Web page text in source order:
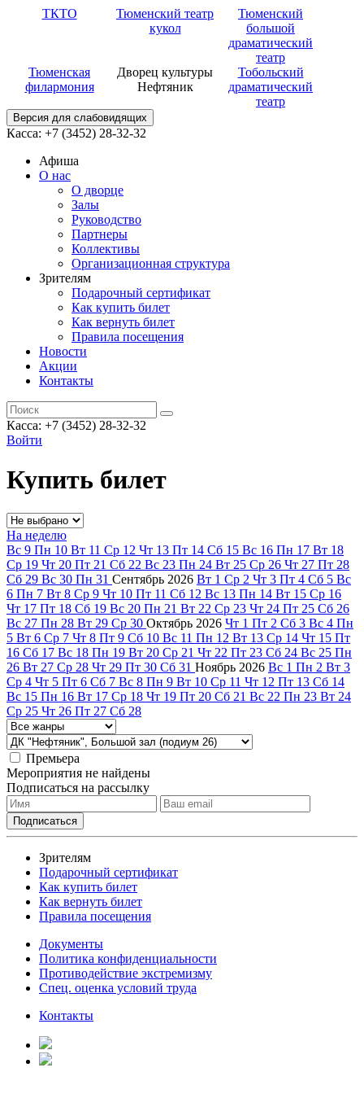
ТКТО
Тюменский театр
кукол
Тюменский
большой
драматический
театр
Тюменская
филармония
Дворец культуры
Нефтяник
Тобольский
драматический
театр
Версия для слабовидящих
Касса: +7 (3452) 28-32-32
Афиша
О нас
О дворце
Залы
Руководство
Партнеры
Коллективы
Организационная структура
Зрителям
Подарочный сертификат
Как купить билет
Как вернуть билет
Правила посещения
Новости
Акции
Контакты
Касса: +7 (3452) 28-32-32
Войти
Купить билет
На неделю
Вс 9 Пн 10 Вт 11 Ср 12 Чт 13 Пт 14 Сб 15 Вс 16 Пн 17 Вт 18
Ср 19 Чт 20 Пт 21 Сб 22 Вс 23 Пн 24 Вт 25 Ср 26 Чт 27 Пт 28
Сб 29 Вс 30 Пн 31 Сентябрь 2026 Вт 1 Ср 2 Чт 3 Пт 4 Сб 5 Вс
6 Пн 7 Вт 8 Ср 9 Чт 10 Пт 11 Сб 12 Вс 13 Пн 14 Вт 15 Ср 16
Чт 17 Пт 18 Сб 19 Вс 20 Пн 21 Вт 22 Ср 23 Чт 24 Пт 25 Сб 26
Вс 27 Пн 28 Вт 29 Ср 30 Октябрь 2026 Чт 1 Пт 2 Сб 3 Вс 4 Пн
5 Вт 6 Ср 7 Чт 8 Пт 9 Сб 10 Вс 11 Пн 12 Вт 13 Ср 14 Чт 15 Пт
16 Сб 17 Вс 18 Пн 19 Вт 20 Ср 21 Чт 22 Пт 23 Сб 24 Вс 25 Пн
26 Вт 27 Ср 28 Чт 29 Пт 30 Сб 31 Ноябрь 2026 Вс 1 Пн 2 Вт 3
Ср 4 Чт 5 Пт 6 Сб 7 Вс 8 Пн 9 Вт 10 Ср 11 Чт 12 Пт 13 Сб 14
Вс 15 Пн 16 Вт 17 Ср 18 Чт 19 Пт 20 Сб 21 Вс 22 Пн 23 Вт 24
Ср 25 Чт 26 Пт 27 Сб 28
Премьера
Мероприятия не найдены
Подписаться на рассылку
Зрителям
Подарочный сертификат
Как купить билет
Как вернуть билет
Правила посещения
Документы
Политика конфиденциальности
Противодействие экстремизму
Спец. оценка условий труда
Контакты